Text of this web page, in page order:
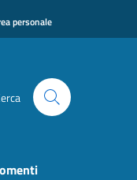
personale